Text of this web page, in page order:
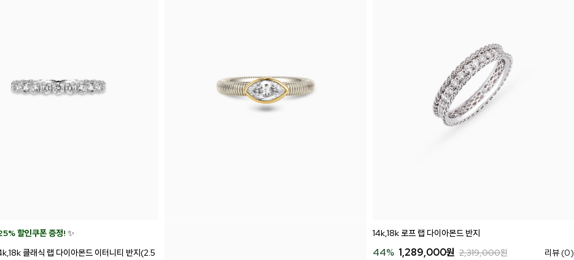
할인쿠폰 증정! ✨
클래식 랩 다이아몬드 이터니티 반지(2.5
14k,18k 로프 랩 다이아몬드 반지
44% 1,289,000원 2,319,000원 리뷰 (0)